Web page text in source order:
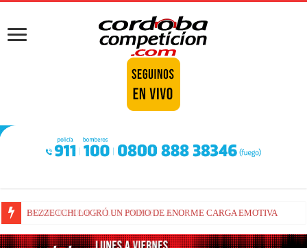
BEZZECCHI LOGRÓ UN PODIO DE ENORME CARGA EMOTIVA